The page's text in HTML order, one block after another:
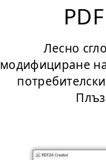
Лесно
модифициране